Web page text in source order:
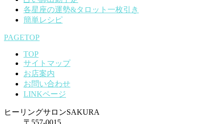
各星座の運勢&タロット一枚引き
簡単レシピ
PAGETOP
TOP
サイトマップ
お店案内
お問い合わせ
LINKページ
ヒーリングサロンSAKURA
〒557-0015